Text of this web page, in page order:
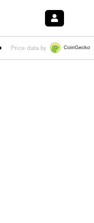
$1.018 -1.40%HYPE $55.83
Price data by